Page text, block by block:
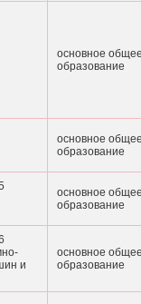
основное общее
образование
основное общее
образование
основное общее
образование
и
основное общее
образование